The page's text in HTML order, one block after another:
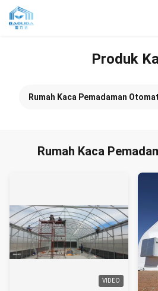
Produk
Rumah Kaca Pemadaman
Rumah Kaca
VIDEO